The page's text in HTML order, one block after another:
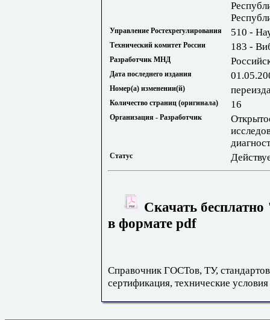
Управление Ростехрегулирования 510 -
Технический комитет России 183 -
Разработчик МНД
Дата последнего издания
Номер(а) изменении(й)
Количество страниц (оригинала) 16
Организация - Разработчик
Статус
Скачать
в формате pdf
Справочник ГОСТов, ТУ,
сертификация, технические условия